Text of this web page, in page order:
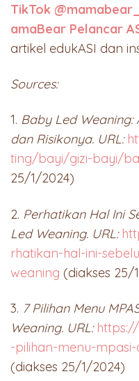
TikTok
amaBear Pelancar
artikel edukASI dan
Sources:
1. Baby Led Weaning:
dan Risikonya. URL:
ting/bayi/gizi-bayi/
25/1/2024)
2. Perhatikan Hal Ini
Led Weaning. URL:
rhatikan-hal-ini-
weaning (diakses 25/
3. 7 Pilihan Menu
Weaning. URL:
-pilihan-menu-
(diakses 25/1/2024)